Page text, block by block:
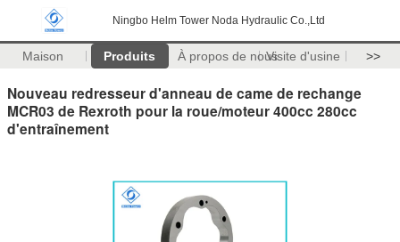
Ningbo Helm Tower Noda Hydraulic Co.,Ltd
Maison Produits À propos de nousVisite d'usine >>
Nouveau redresseur d'anneau de came de rechange
MCR03 de Rexroth pour la roue/moteur 400cc 280cc
d'entraînement